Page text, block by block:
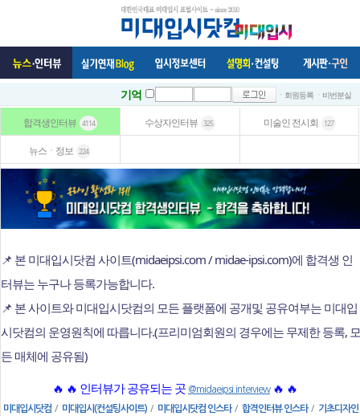
기억 ㆍ회원등록 ㆍ비번분실
합격생인터뷰 4114 수상자인터뷰 325 미술인 전시회 127
뉴스ㆍ정보 224
📌 본 미대입시닷컴 사이트(midaeipsi.com / midae-ipsi.com)에 합격생 인
터뷰는 누구나 등록가능합니다.
📌 본 사이트와 미대입시닷컴의 모든 플랫폼에 공개및 공유여부는 미대입
시닷컴의 운영원칙에 따릅니다.(프리미엄회원의 경우에는 무제한 등록, 모
든 매체에 공유됨)
🔥 🔥 인터뷰가 공유되는 곳 @midaeipsi.interview🔥 🔥
미대입시닷컴 / 미대입시(컨설팅사이트) / 미대입시닷컴 인스타/ 합격인터뷰 인스타/ 기초디자인